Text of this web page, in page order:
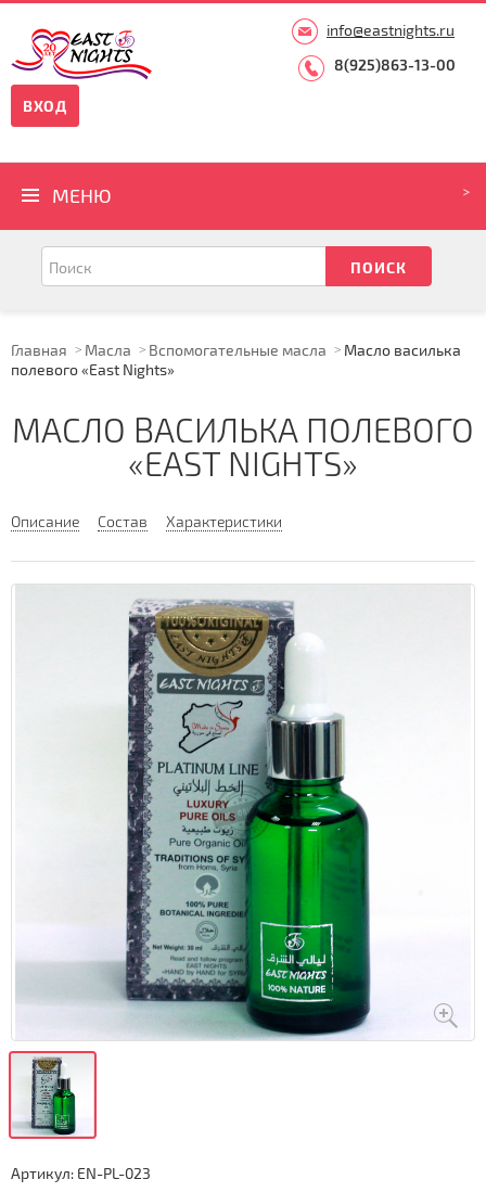
info@eastnights.ru
8(925)863-13-00
ВХОД
МЕНЮ
Главная Масла Вспомогательные масла
Масло василька
полевого «East Nights»
МАСЛО ВАСИЛЬКА ПОЛЕВОГО
«EAST NIGHTS»
Описание Состав Характеристики
Артикул: EN-PL-023